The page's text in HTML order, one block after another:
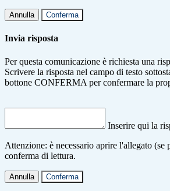
Annulla Conferma
Invia risposta
Per questa comunicazione è richiesta una
Scrivere la risposta nel campo di testo
bottone CONFERMA per confermare la
Inserire qui la
Attenzione: è necessario aprire l'allegato (se
conferma di lettura.
Annulla Conferma